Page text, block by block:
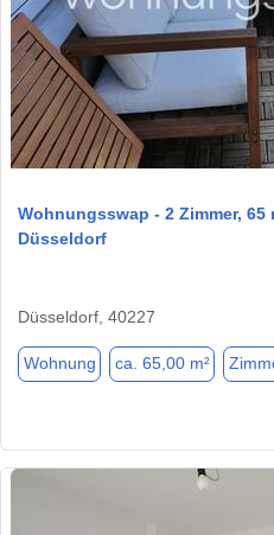
Wohnungsswap - 2 Zimmer, 65
Düsseldorf
Düsseldorf, 40227
Wohnung ca. 65,00 m²